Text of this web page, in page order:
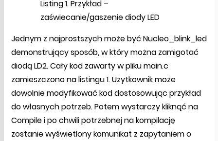
Listing 1. Przykład –
zaświecanie/gaszenie diody LED
Jednym z najprostszych może być Nucleo_blink_led
demonstrujący sposób, w który można zamigotać
diodą LD2. Cały kod zawarty w pliku main.c
zamieszczono na listingu 1. Użytkownik może
dowolnie modyfikować kod dostosowując przykład
do własnych potrzeb. Potem wystarczy kliknąć na
Compile i po chwili potrzebnej na kompilację
zostanie wyświetlony komunikat z zapytaniem o